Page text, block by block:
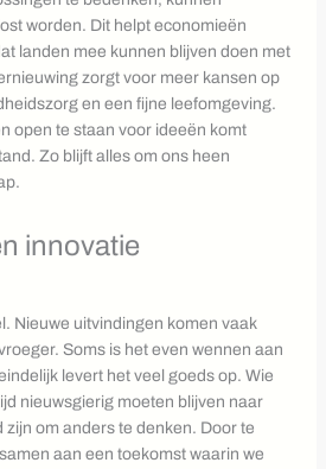
worden. Dit helpt economieën
landen mee kunnen blijven doen met
zorgt voor meer kansen op
en een fijne leefomgeving.
open te staan voor ideeën komt
Zo blijft alles om ons heen
innovatie
Nieuwe uitvindingen komen vaak
Soms is het even wennen aan
levert het veel goeds op. Wie
nieuwsgierig moeten blijven naar
om anders te denken. Door te
aan een toekomst waarin we